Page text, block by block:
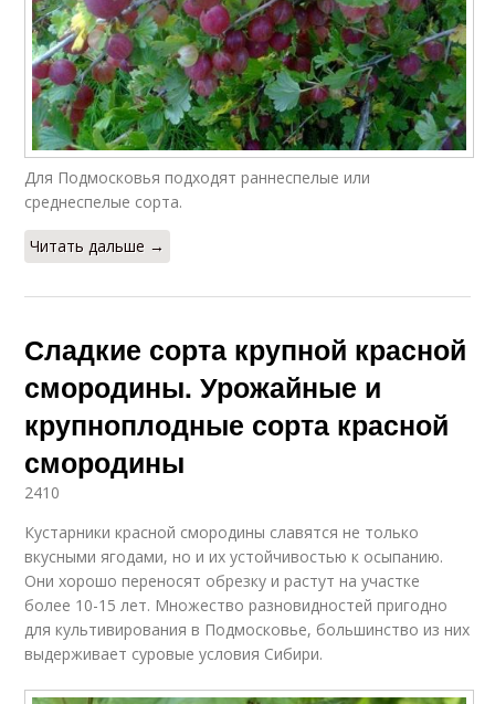
Для Подмосковья подходят раннеспелые или
среднеспелые сорта.
Читать дальше →
Сладкие сорта крупной красной
смородины. Урожайные и
крупноплодные сорта красной
смородины
2410
Кустарники красной смородины славятся не только
вкусными ягодами, но и их устойчивостью к осыпанию.
Они хорошо переносят обрезку и растут на участке
более 10-15 лет. Множество разновидностей пригодно
для культивирования в Подмосковье, большинство из них
выдерживает суровые условия Сибири.